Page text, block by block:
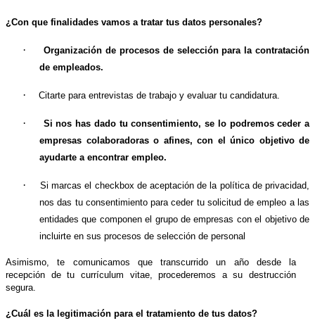
¿Con que finalidades vamos a tratar tus datos personales?
·
Organización de procesos de selección para la contratación
de empleados.
· Citarte para entrevistas de trabajo y evaluar tu candidatura.
·
Si nos has dado tu consentimiento, se lo podremos ceder a
empresas colaboradoras o afines, con el único objetivo de
ayudarte a encontrar empleo.
·
Si marcas el checkbox de aceptación de la política de privacidad,
nos das tu consentimiento para ceder tu solicitud de empleo a las
entidades que componen el grupo de empresas con el objetivo de
incluirte en sus procesos de selección de personal
Asimismo, te comunicamos que transcurrido un año desde la
recepción de tu currículum vitae, procederemos a su destrucción
segura.
¿Cuál es la legitimación para el tratamiento de tus datos?